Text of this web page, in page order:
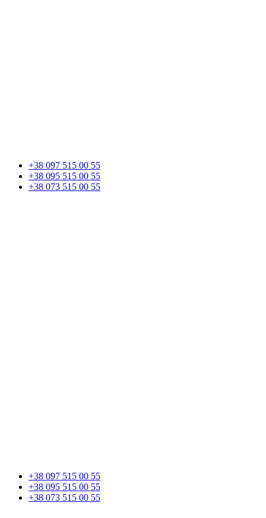
+38 097 515 00 55
+38 095 515 00 55
+38 073 515 00 55
+38 097 515 00 55
+38 095 515 00 55
+38 073 515 00 55